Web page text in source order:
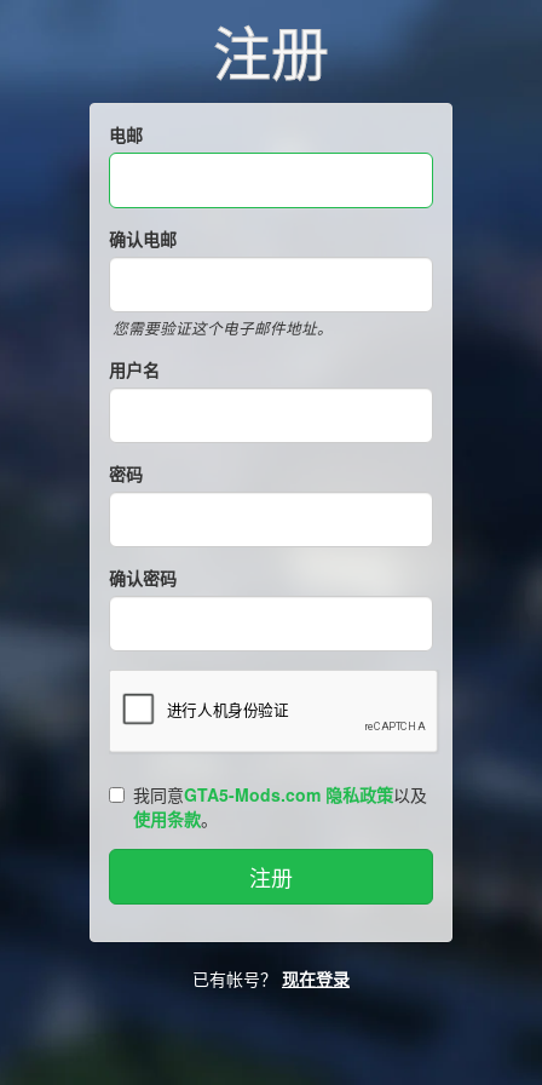
注册
电邮
确认电邮
您需要验证这个电子邮件地址。
用户名
密码
确认密码
我同意GTA5-Mods.com 隐私政策以及
使用条款。
已有帐号？ 现在登录